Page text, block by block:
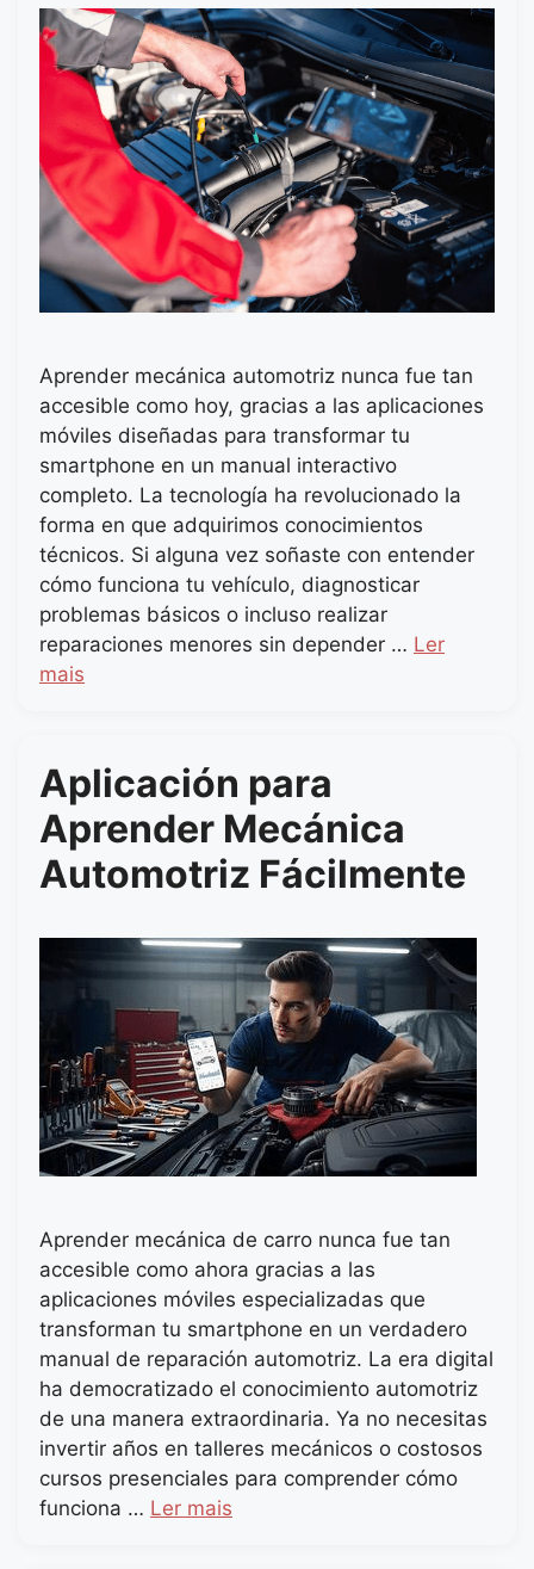
Aprender mecánica automotriz nunca fue tan
accesible como hoy, gracias a las aplicaciones
móviles diseñadas para transformar tu
smartphone en un manual interactivo
completo. La tecnología ha revolucionado la
forma en que adquirimos conocimientos
técnicos. Si alguna vez soñaste con entender
cómo funciona tu vehículo, diagnosticar
problemas básicos o incluso realizar
reparaciones menores sin depender … Ler
mais
Aplicación para
Aprender Mecánica
Automotriz Fácilmente
Aprender mecánica de carro nunca fue tan
accesible como ahora gracias a las
aplicaciones móviles especializadas que
transforman tu smartphone en un verdadero
manual de reparación automotriz. La era digital
ha democratizado el conocimiento automotriz
de una manera extraordinaria. Ya no necesitas
invertir años en talleres mecánicos o costosos
cursos presenciales para comprender cómo
funciona … Ler mais